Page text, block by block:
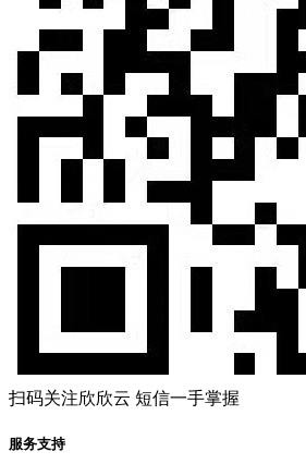
扫码关注欣欣云 短信一手掌握
服务支持